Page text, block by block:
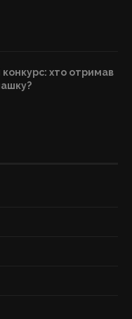
конкурс: хто отримав